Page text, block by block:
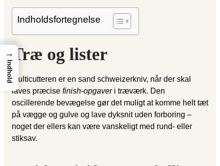
Indholdsfortegnelse
Træ og lister
Multicutteren er en sand schweizerkniv, når der skal
laves præcise finish-opgaveri træværk. Den
oscillerende bevægelse gør det muligt at komme helt tæt
på vægge og gulve og lave dyksnit uden forboring –
noget der ellers kan være vanskeligt med rund- eller
stiksav.
→
Indhold